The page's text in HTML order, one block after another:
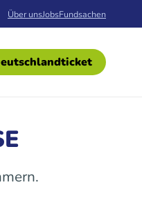
Über unsJobsFundsachen